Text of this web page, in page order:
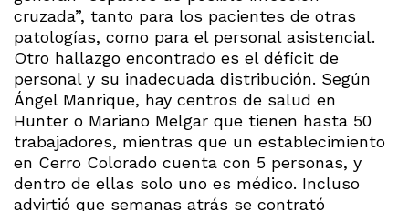
cruzada”, tanto para los pacientes de otras
patologías, como para el personal asistencial.
Otro hallazgo encontrado es el déficit de
personal y su inadecuada distribución. Según
Ángel Manrique, hay centros de salud en
Hunter o Mariano Melgar que tienen hasta 50
trabajadores, mientras que un establecimiento
en Cerro Colorado cuenta con 5 personas, y
dentro de ellas solo uno es médico. Incluso
advirtió que semanas atrás se contrató